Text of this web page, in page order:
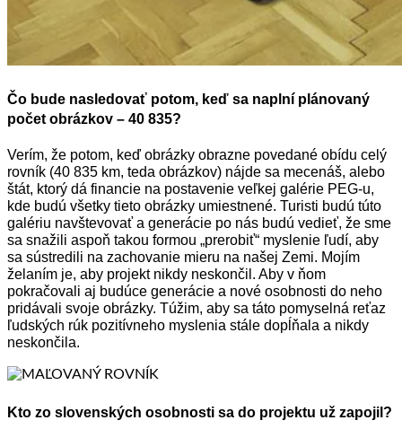
Čo bude nasledovať potom, keď sa naplní plánovaný
počet obrázkov – 40 835?
Verím, že potom, keď obrázky obrazne povedané obídu celý
rovník (40 835 km, teda obrázkov) nájde sa mecenáš, alebo
štát, ktorý dá financie na postavenie veľkej galérie PEG-u,
kde budú všetky tieto obrázky umiestnené. Turisti budú túto
galériu navštevovať a generácie po nás budú vedieť, že sme
sa snažili aspoň takou formou „prerobiť“ myslenie ľudí, aby
sa sústredili na zachovanie mieru na našej Zemi. Mojím
želaním je, aby projekt nikdy neskončil. Aby v ňom
pokračovali aj budúce generácie a nové osobnosti do neho
pridávali svoje obrázky. Túžim, aby sa táto pomyselná reťaz
ľudských rúk pozitívneho myslenia stále dopĺňala a nikdy
neskončila.
Kto zo slovenských osobnosti sa do projektu už zapojil?